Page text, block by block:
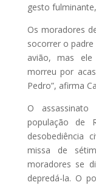
gesto
Os moradores
socorrer o
avião, mas
morreu por
Pedro”, afirma
O
população de
desobediência
missa de
moradores se
depredá-la. O